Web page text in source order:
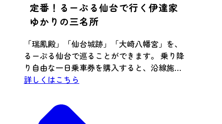
定番！るーぷる仙台で行く伊達家
ゆかりの三名所
「瑞鳳殿」「仙台城跡」「大崎八幡宮」を、
るーぷる仙台で巡ることができます。 乗り降
り自由な一日乗車券を購入すると、沿線施設
でさまざまな特典が受けられます。ぜひ、る
詳しくはこちら